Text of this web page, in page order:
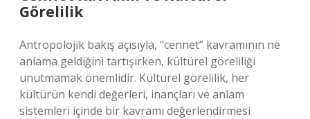
Görelilik
Antropolojik bakış açısıyla, “cennet” kavramının ne
anlama geldiğini tartışırken, kültürel göreliliği
unutmamak önemlidir. Kültürel görelilik, her
kültürün kendi değerleri, inançları ve anlam
sistemleri içinde bir kavramı değerlendirmesi